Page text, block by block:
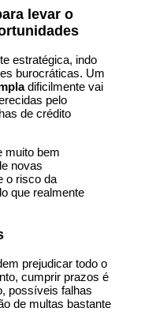
levar o
estratégica, indo
burocráticas. Um
dificilmente vai
pelo
de crédito
muito bem
novas
o risco da
que realmente
prejudicar todo o
cumprir prazos é
possíveis falhas
de multas bastante